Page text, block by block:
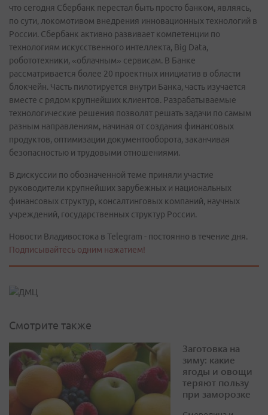
что сегодня Сбербанк перестал быть просто банком, являясь,
по сути, локомотивом внедрения инновационных технологий в
России. Сбербанк активно развивает компетенции по
технологиям искусственного интеллекта, Big Data,
робототехники, «облачным» сервисам. В Банке
рассматривается более 20 проектных инициатив в области
блокчейн. Часть пилотируется внутри Банка, часть изучается
вместе с рядом крупнейших клиентов. Разрабатываемые
технологические решения позволят решать задачи по самым
разным направлениям, начиная от создания финансовых
продуктов, оптимизации документооборота, заканчивая
безопасностью и трудовыми отношениями.
В дискуссии по обозначенной теме приняли участие
руководители крупнейших зарубежных и национальных
финансовых структур, консалтинговых компаний, научных
учреждений, государственных структур России.
Новости Владивостока в Telegram - постоянно в течение дня.
Подписывайтесь одним нажатием!
Смотрите также
Заготовка на
зиму: какие
ягоды и овощи
теряют пользу
при заморозке